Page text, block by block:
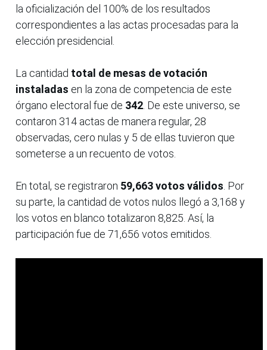
la oficialización del 100% de los resultados
correspondientes a las actas procesadas para la
elección presidencial.
La cantidad total de mesas de votación
instaladas en la zona de competencia de este
órgano electoral fue de 342 . De este universo, se
contaron 314 actas de manera regular, 28
observadas, cero nulas y 5 de ellas tuvieron que
someterse a un recuento de votos.
En total, se registraron 59,663 votos válidos . Por
su parte, la cantidad de votos nulos llegó a 3,168 y
los votos en blanco totalizaron 8,825. Así, la
participación fue de 71,656 votos emitidos.